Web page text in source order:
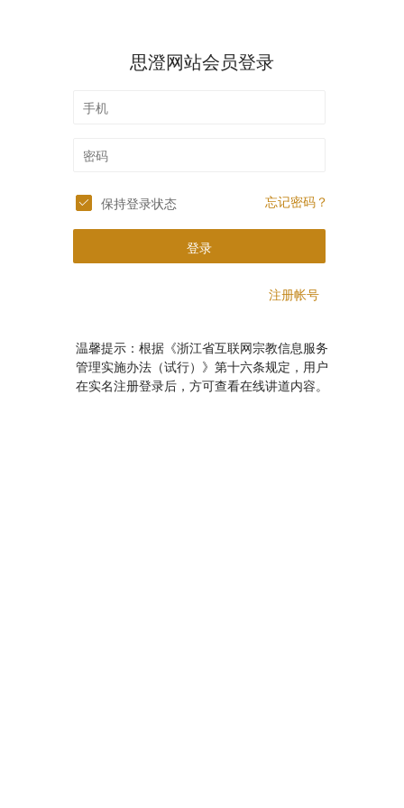
思澄网站会员登录
保持登录状态 忘记密码？
登录
注册帐号
温馨提示：根据《浙江省互联网宗教信息服务
管理实施办法（试行）》第十六条规定，用户
在实名注册登录后，方可查看在线讲道内容。